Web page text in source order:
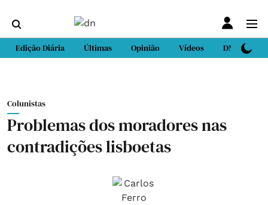
Edição Diária Últimas Opinião Vídeos DN Sport
Colunistas
Problemas dos moradores nas
contradições lisboetas